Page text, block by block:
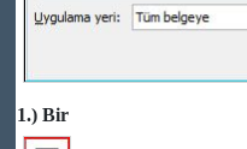
1.) Bir